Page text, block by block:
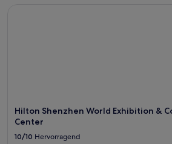
Hilton Shenzhen World Exhibition &
Center
10/10 Hervorragend